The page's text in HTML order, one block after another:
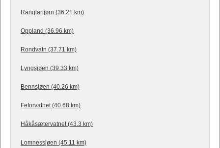
Ranglartjørn (36.21 km)
Oppland (36.96 km)
Rondvatn (37.71 km)
Lyngsjøen (39.33 km)
Bennsjøen (40.26 km)
Feforvatnet (40.68 km)
Håkåsætervatnet (43.3 km)
Lomnessjøen (45.11 km)